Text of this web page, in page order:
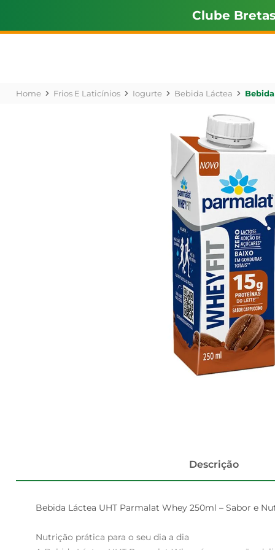
Clube Bretas
Frios E Laticínios Iogurte Bebida Láctea
Descrição
Bebida Láctea UHT Parmalat Whey 250ml – Sabor e
Nutrição prática para o seu dia a dia